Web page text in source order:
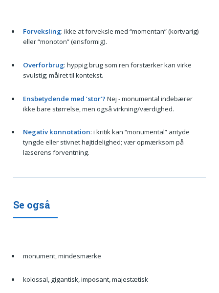
Forveksling: ikke at forveksle med “momentan” (kortvarig)
eller “monoton” (ensformig).
Overforbrug: hyppig brug som ren forstærker kan virke
svulstig; målret til kontekst.
Ensbetydende med ‘stor’? Nej - monumental indebærer
ikke bare størrelse, men også virkning/værdighed.
Negativ konnotation: i kritik kan “monumental” antyde
tyngde eller stivnet højtidelighed; vær opmærksom på
læserens forventning.
Se også
monument, mindesmærke
kolossal, gigantisk, imposant, majestætisk